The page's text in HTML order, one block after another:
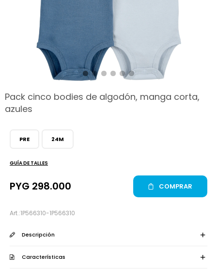
Pack cinco bodies de algodón, manga corta,
azules
1P566310-1P566310
PRE 24M
GUÍA DE TALLES
PYG 298.000 COMPRAR
Descripción
Características